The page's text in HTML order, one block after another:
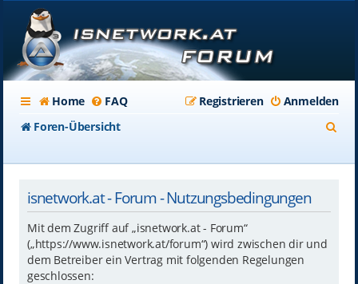
Home FAQ Anmelden
Registrieren
Foren-Übersicht
isnetwork.at - Forum - Nutzungsbedingungen
Mit dem Zugriff auf „isnetwork.at - Forum“
(„https://www.isnetwork.at/forum“) wird zwischen dir und
dem Betreiber ein Vertrag mit folgenden Regelungen
geschlossen: